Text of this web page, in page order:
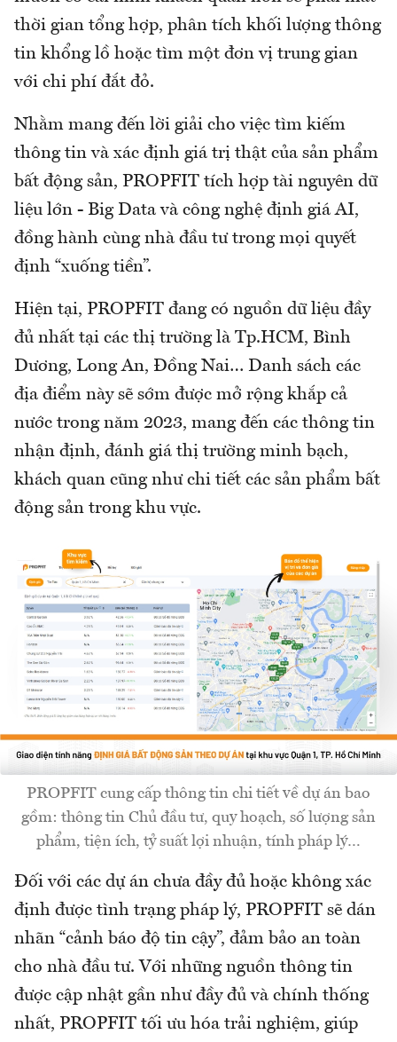
thời gian tổng hợp, phân tích khối lượng thông
tin khổng lồ hoặc tìm một đơn vị trung gian
với chi phí đắt đỏ.
Nhằm mang đến lời giải cho việc tìm kiếm
thông tin và xác định giá trị thật của sản phẩm
bất động sản, PROPFIT tích hợp tài nguyên dữ
liệu lớn - Big Data và công nghệ định giá AI,
đồng hành cùng nhà đầu tư trong mọi quyết
định “xuống tiền”.
Hiện tại, PROPFIT đang có nguồn dữ liệu đầy
đủ nhất tại các thị trường là Tp.HCM, Bình
Dương, Long An, Đồng Nai… Danh sách các
địa điểm này sẽ sớm được mở rộng khắp cả
nước trong năm 2023, mang đến các thông tin
nhận định, đánh giá thị trường minh bạch,
khách quan cũng như chi tiết các sản phẩm bất
động sản trong khu vực.
PROPFIT cung cấp thông tin chi tiết về dự án bao
gồm: thông tin Chủ đầu tư, quy hoạch, số lượng sản
phẩm, tiện ích, tỷ suất lợi nhuận, tính pháp lý…
Đối với các dự án chưa đầy đủ hoặc không xác
định được tình trạng pháp lý, PROPFIT sẽ dán
nhãn “cảnh báo độ tin cậy”, đảm bảo an toàn
cho nhà đầu tư. Với những nguồn thông tin
được cập nhật gần như đầy đủ và chính thống
nhất, PROPFIT tối ưu hóa trải nghiệm, giúp